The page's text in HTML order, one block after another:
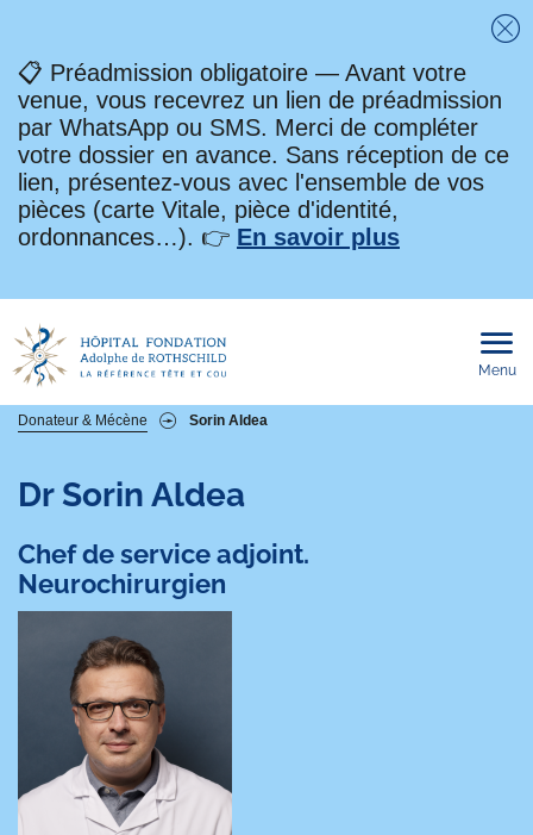
📋 Préadmission obligatoire — Avant votre
venue, vous recevrez un lien de préadmission
par WhatsApp ou SMS. Merci de compléter
votre dossier en avance. Sans réception de ce
lien, présentez-vous avec l'ensemble de vos
pièces (carte Vitale, pièce d'identité,
ordonnances…). 👉 En savoir plus
Menu
Fil
d'Ariane
Donateur & Mécène Sorin Aldea
DrSorin Aldea
Chef de service adjoint.
Neurochirurgien